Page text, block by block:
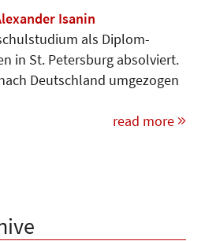
Isanin
als Diplom-
in St. Petersburg absolviert.
Deutschland umgezogen
read more